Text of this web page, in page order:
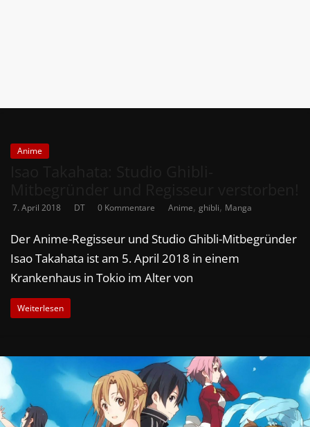
die
Anime-
News
und
Anime
7. April 2018 DT 0 Kommentare Anime, ghibli, Manga
Der Anime-Regisseur und Studio Ghibli-Mitbegründer
Isao Takahata ist am 5. April 2018 in einem
Krankenhaus in Tokio im Alter von
Weiterlesen